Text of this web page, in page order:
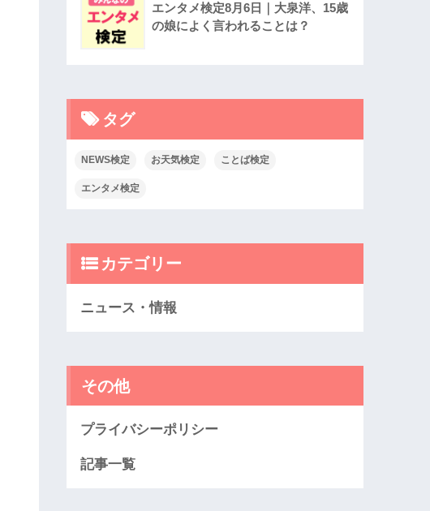
エンタメ検定8月6日｜大泉洋、15歳
の娘によく言われることは？
タグ
NEWS検定 お天気検定 ことば検定
エンタメ検定
カテゴリー
ニュース・情報
その他
プライバシーポリシー
記事一覧